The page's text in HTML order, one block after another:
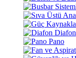
Diafon
Pano